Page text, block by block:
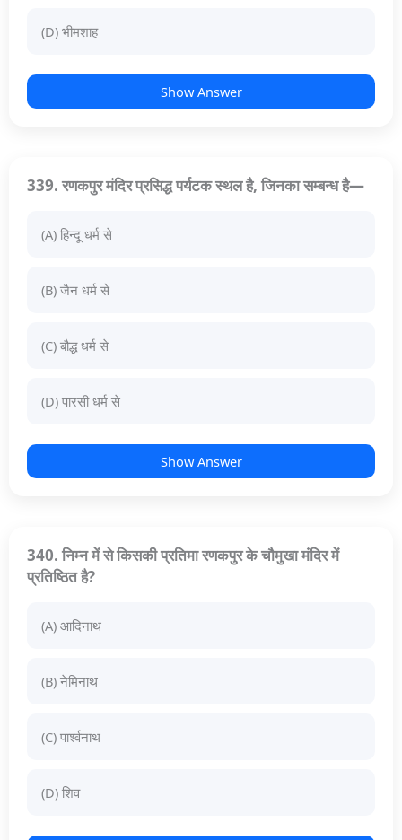
(D) भीमशाह
Show Answer
339. रणकपुर मंदिर प्रसिद्ध पर्यटक स्थल है, जिनका सम्बन्ध है—
(A) हिन्दू धर्म से
(B) जैन धर्म से
(C) बौद्ध धर्म से
(D) पारसी धर्म से
Show Answer
340. निम्न में से किसकी प्रतिमा रणकपुर के चौमुखा मंदिर में
प्रतिष्ठित है?
(A) आदिनाथ
(B) नेमिनाथ
(C) पार्श्वनाथ
(D) शिव